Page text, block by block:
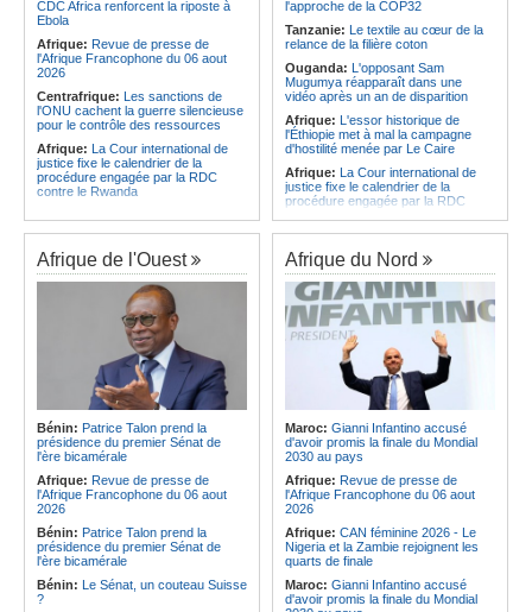
du Djoliba AC
Afrique: Un consortium européen
développe un modèle de production
novateur pour les ingrédients
opportunité pour le pays
Angola:Jiu-jitsu - Le pays
décroche une troisième médaille à
CDC Africa renforcent la riposte à
Ebola
Afrique: Revue de presse de
l'Afrique Francophone du 06 aout
2026
Centrafrique: Les sanctions de
l'ONU cachent la guerre silencieuse
pour le contrôle des ressources
Afrique: La Cour international de
justice fixe le calendrier de la
procédure engagée par la RDC
contre le Rwanda
Congo-Kinshasa:Plan stratégique
triennal 2026-2028 - L'IGF place la
digitalisation au coeur des réformes
Congo-Kinshasa:RDC - Félix
Tshisekedi place le CEFOCK au
coeur de bataille de l'appropriation
du Génocost !
Congo-Kinshasa: Matadi - Le
Kongo Central lance la campagne
de sensibilisation au deuxième
Recensement général de la
population et de l'habitat
Congo-Kinshasa: Le VPM Shabani
remet aux organisations politiques la
directive ministérielle de l'année
politique 2026
Congo-Kinshasa:Gratien de
Saint-Nicolas Iracan - « Je ne
soutiendrai jamais un dialogue
destiné au partage du pouvoir ou à
la légitimation des groupes armés »
l'approche de la COP32
Tanzanie: Le textile au cœur de la
relance de la filière coton
Ouganda: L'opposant Sam
Mugumya réapparaît dans une
vidéo après un an de disparition
Afrique: L'essor historique de
l'Éthiopie met à mal la campagne
d'hostilité menée par Le Caire
Afrique: La Cour international de
justice fixe le calendrier de la
procédure engagée par la RDC
Ethiopie:Addis-Abeba - L'église
d'Afrique lance officiellement son
'cheminement' vers la grande
Assemblée de 2028
Afrique de l'Est: Le pari du régime
érythréen - Pousser le Tigray vers
une zone tampon dans le cadre
d'une nouvelle guerre par
procuration
Ethiopie:Le Premier ministre Abiy
inaugure le nouveau terminal de
l'aéroport international de Bahir Dar
Afrique:La Croix-Rouge
éthiopienne appelle à une
mobilisation accrue des ressources
locales en Afrique
Afrique de l'Est:
les moyens, entraver la coopération
équitable par tous les moyens
Afrique de l'Ouest
Bénin: Patrice Talon prend la
présidence du premier Sénat de
l'ère bicamérale
Afrique: Revue de presse de
l'Afrique Francophone du 06 aout
2026
Bénin: Patrice Talon prend la
présidence du premier Sénat de
l'ère bicamérale
Bénin: Le Sénat, un couteau Suisse
?
Afrique du Nord
Maroc: Gianni Infantino accusé
d'avoir promis la finale du Mondial
2030 au pays
Afrique: Revue de presse de
l'Afrique Francophone du 06 aout
2026
Afrique: CAN féminine 2026 - Le
Nigeria et la Zambie rejoignent les
quarts de finale
Maroc: Gianni Infantino accusé
d'avoir promis la finale du Mondial